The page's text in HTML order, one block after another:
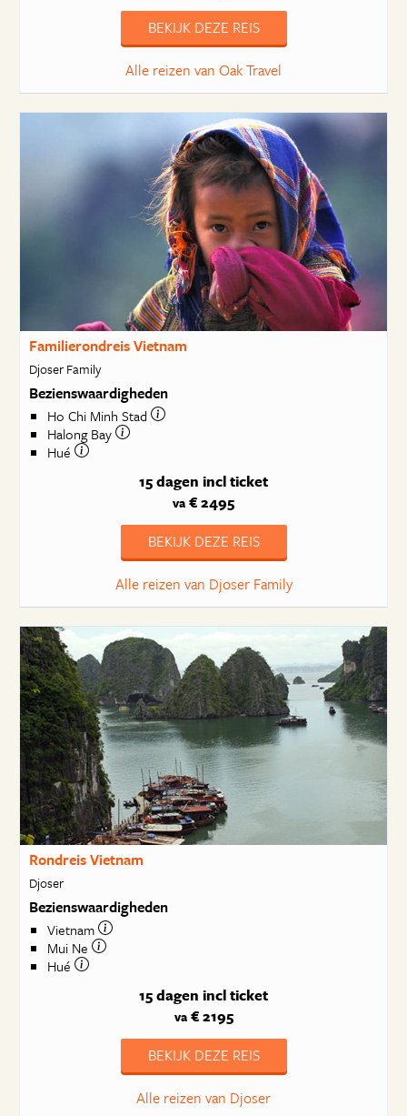
BEKIJK DEZE REIS
Alle reizen van Oak Travel
Familierondreis Vietnam
Djoser Family
Bezienswaardigheden
Ho Chi Minh Stad
Halong Bay
Hué
15 dagen incl ticket
va € 2495
BEKIJK DEZE REIS
Alle reizen van Djoser Family
Rondreis Vietnam
Djoser
Bezienswaardigheden
Vietnam
Mui Ne
Hué
15 dagen incl ticket
va€ 2195
BEKIJK DEZE REIS
Alle reizen van Djoser